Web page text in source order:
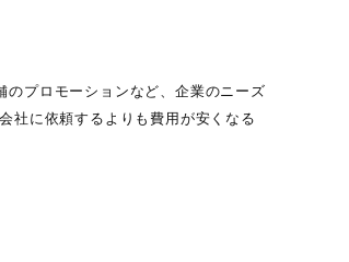
のプロモーションなど、企業のニーズ
社に依頼するよりも費用が安くなる